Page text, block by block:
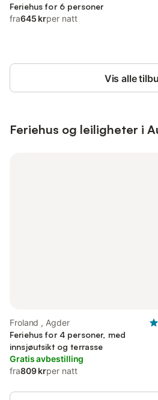
Feriehus for 6 personer
fra645 krper natt
Vis alle
Feriehus og leiligheter i
Froland , Agder
Feriehus for 4 personer, med
innsjøutsikt og terrasse
Gratis avbestilling
fra809 krper natt